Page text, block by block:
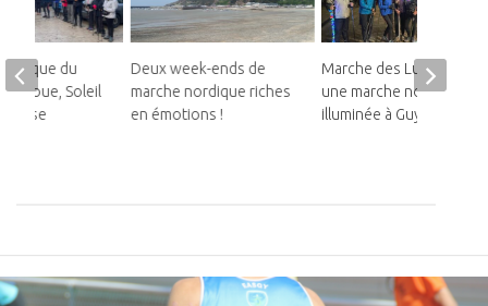
Deux week-ends de
marche nordique riches
en émotions !
Marche des Lucioles :
une marche nordique
illuminée à Guyancourt
du
: Boue, Soleil